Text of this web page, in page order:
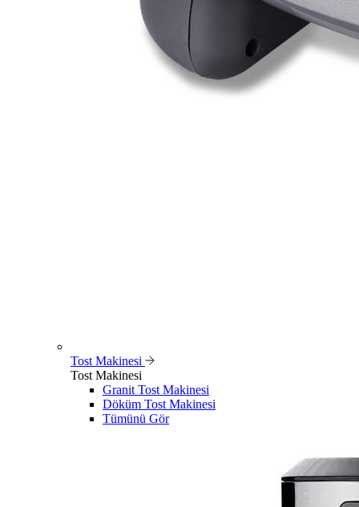
Tost Makinesi
Tost Makinesi
Granit Tost Makinesi
Döküm Tost Makinesi
Tümünü Gör